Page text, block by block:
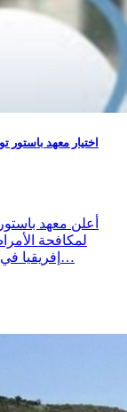
اختيار معهد
أعلن معهد
لمكافحة
إفريقيا في مجال مراقبة مياه الصرف الصحي والبيئة، في…